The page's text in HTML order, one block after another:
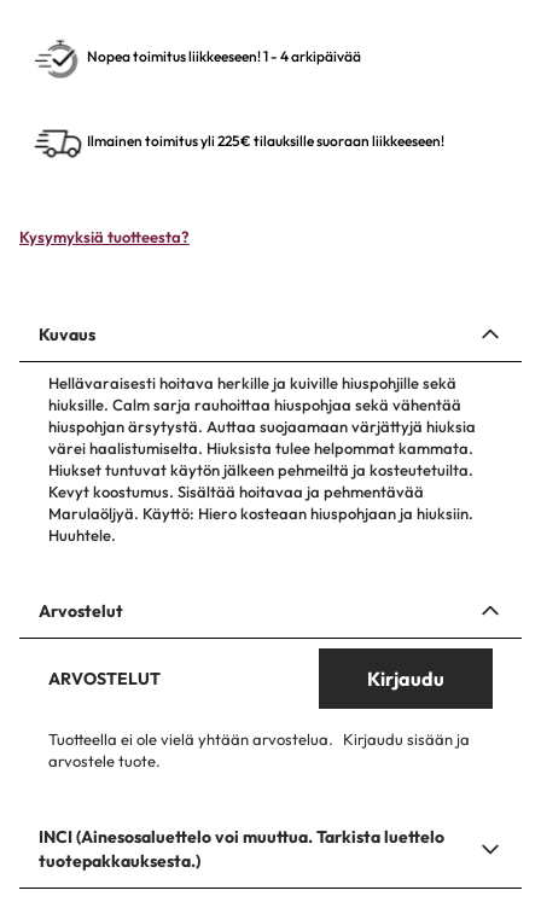
Nopea toimitus liikkeeseen! 1 - 4 arkipäivää
Ilmainen toimitus yli 225€ tilauksille suoraan liikkeeseen!
Kysymyksiä tuotteesta?
Kuvaus
Hellävaraisesti hoitava herkille ja kuiville hiuspohjille sekä
hiuksille. Calm sarja rauhoittaa hiuspohjaa sekä vähentää
hiuspohjan ärsytystä. Auttaa suojaamaan värjättyjä hiuksia
värei haalistumiselta. Hiuksista tulee helpommat kammata.
Hiukset tuntuvat käytön jälkeen pehmeiltä ja kosteutetuilta.
Kevyt koostumus. Sisältää hoitavaa ja pehmentävää
Marulaöljyä. Käyttö: Hiero kosteaan hiuspohjaan ja hiuksiin.
Huuhtele.
Arvostelut
ARVOSTELUT Kirjaudu
Tuotteella ei ole vielä yhtään arvostelua.
Kirjaudu sisään ja
arvostele tuote.
INCI (Ainesosaluettelo voi muuttua. Tarkista luettelo
tuotepakkauksesta.)